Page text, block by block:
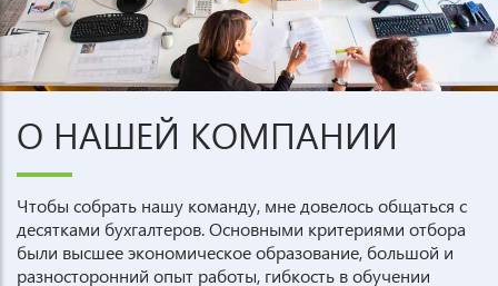
О НАШЕЙ КОМПАНИИ
Чтобы собрать нашу команду, мне довелось общаться с
десятками бухгалтеров. Основными критериями отбора
были высшее экономическое образование, большой и
разносторонний опыт работы, гибкость в обучении